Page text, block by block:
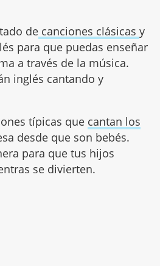
decanciones clásicas y
para que puedas enseñar
a través de la música.
inglés cantando y
típicas que cantan los
desde que son bebés.
para que tus hijos
se divierten.